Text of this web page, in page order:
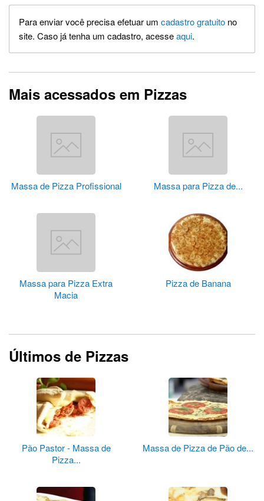
Para enviar você precisa efetuar um cadastro gratuito no
site. Caso já tenha um cadastro, acesseaqui.
Mais acessados em Pizzas
Massa de Pizza Profissional Massa para Pizza de...
Massa para Pizza Extra
Macia
Pizza de Banana
Últimos de Pizzas
Pão Pastor - Massa de
Pizza...
Massa de Pizza de Pão de...